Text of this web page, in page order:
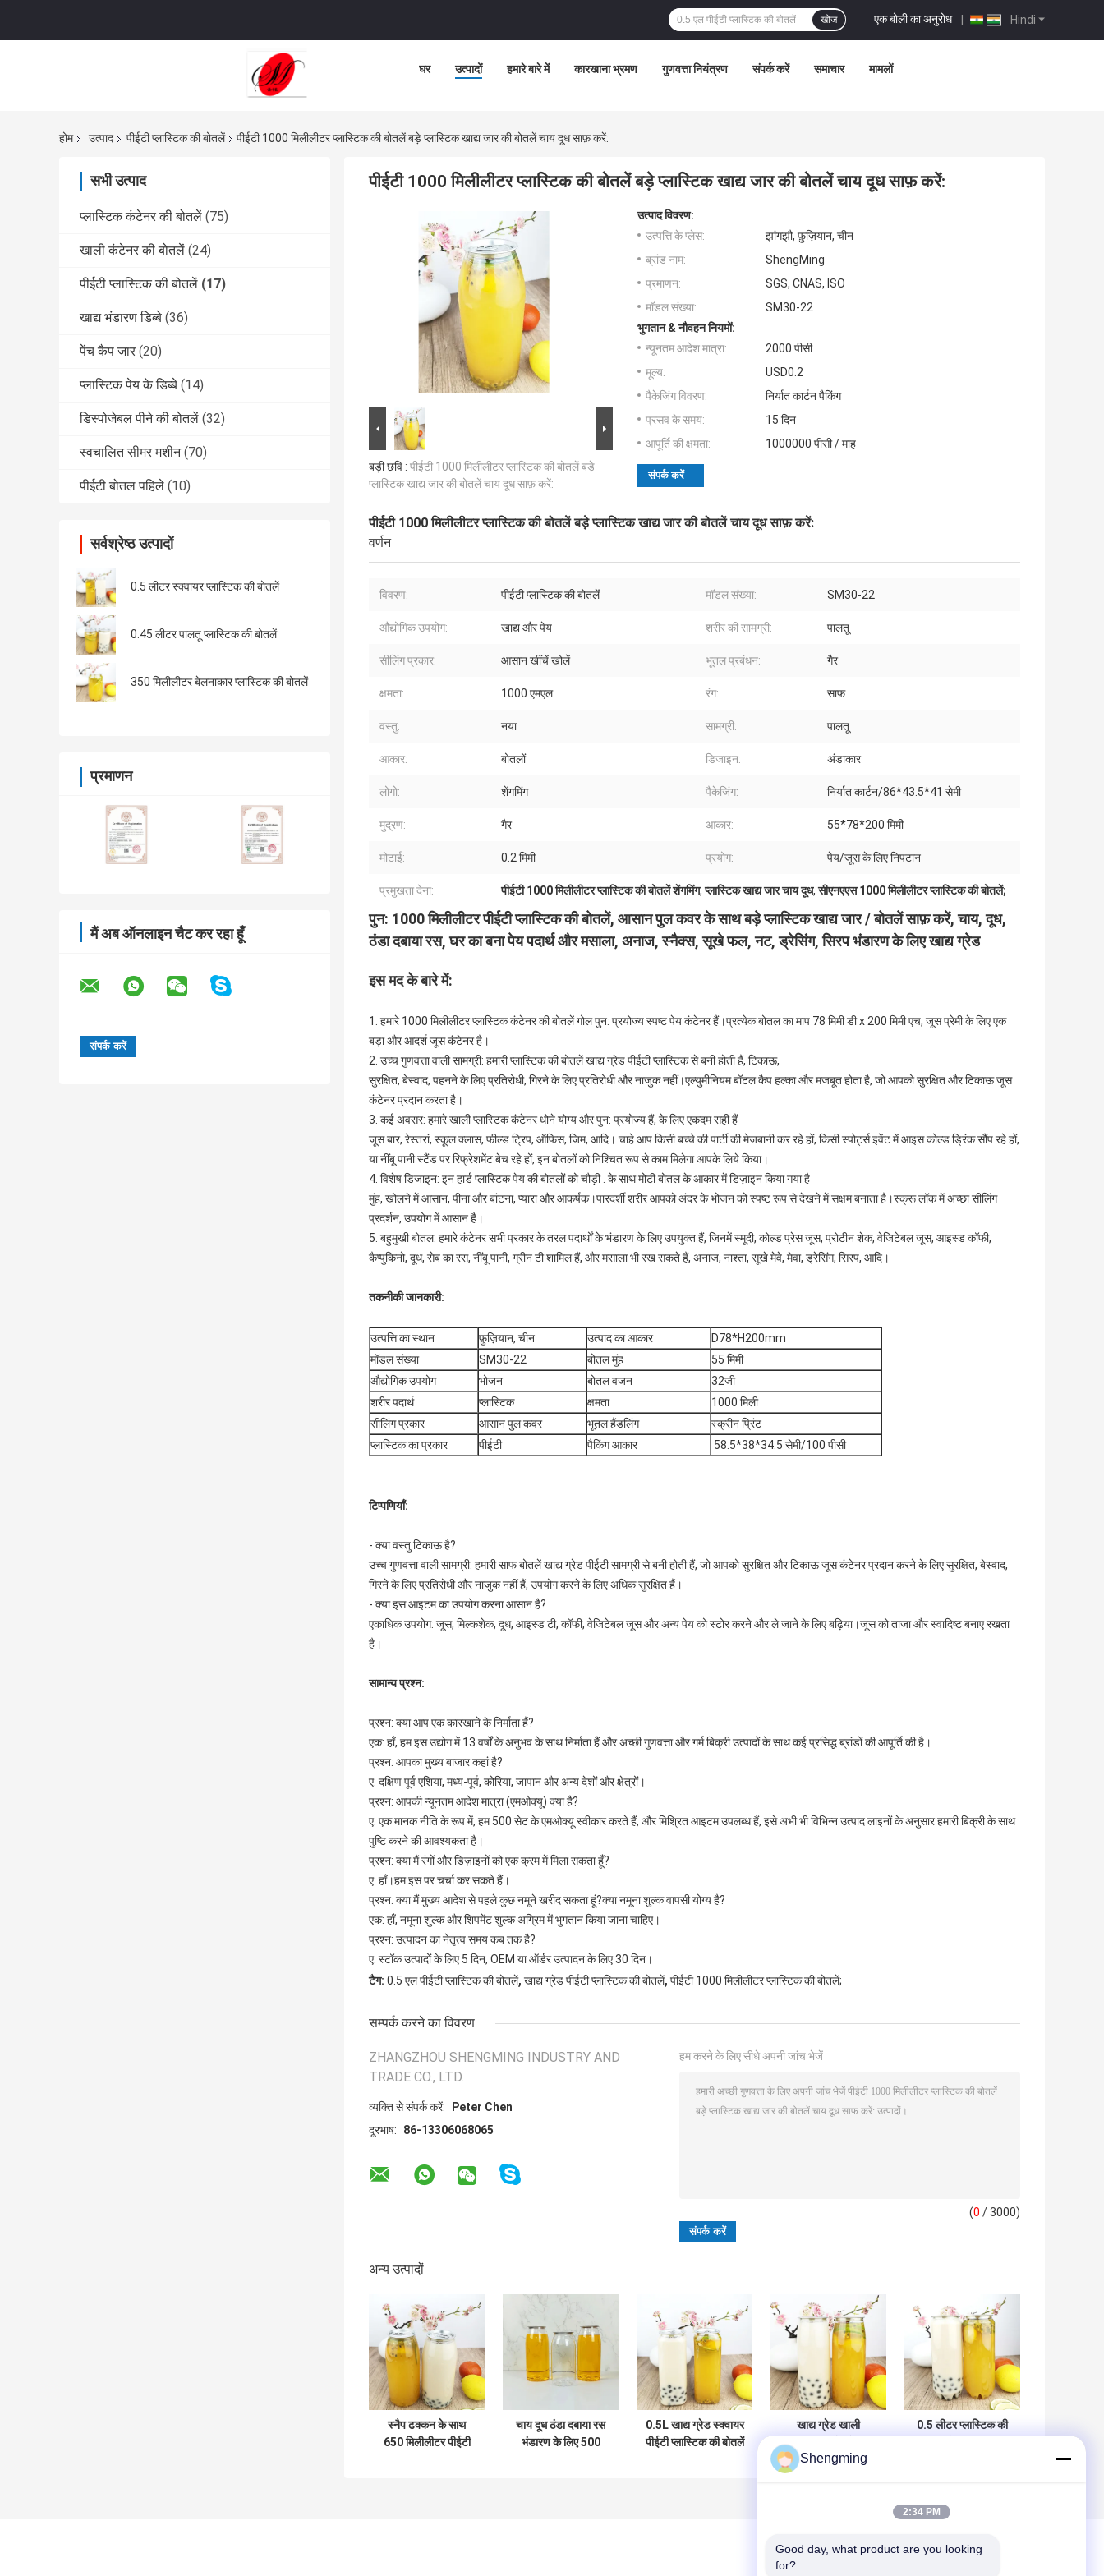
Hindi
एक बोली का अनुरोध |
खोज
घर उत्पादों हमारे बारे में कारखाना भ्रमण गुणवत्ता नियंत्रण संपर्क करें समाचार मामलों
होम उत्पाद पीईटी प्लास्टिक की बोतलें पीईटी 1000 मिलीलीटर प्लास्टिक की बोतलें बड़े प्लास्टिक खाद्य जार की बोतलें चाय दूध साफ़ करें:
सभी उत्पाद
प्लास्टिक कंटेनर की बोतलें (75)
खाली कंटेनर की बोतलें (24)
पीईटी प्लास्टिक की बोतलें (17)
खाद्य भंडारण डिब्बे (36)
पेंच कैप जार (20)
प्लास्टिक पेय के डिब्बे (14)
डिस्पोजेबल पीने की बोतलें (32)
स्वचालित सीमर मशीन (70)
पीईटी बोतल पहिले (10)
सर्वश्रेष्ठ उत्पादों
0.5 लीटर स्क्वायर प्लास्टिक की बोतलें
0.45 लीटर पालतू प्लास्टिक की बोतलें
350 मिलीलीटर बेलनाकार प्लास्टिक की बोतलें
प्रमाणन
मैं अब ऑनलाइन चैट कर रहा हूँ
पीईटी 1000 मिलीलीटर प्लास्टिक की बोतलें बड़े प्लास्टिक खाद्य जार की बोतलें चाय दूध साफ़ करें:
बड़ी छवि : पीईटी 1000 मिलीलीटर प्लास्टिक की बोतलें बड़े
प्लास्टिक खाद्य जार की बोतलें चाय दूध साफ़ करें:
उत्पाद विवरण:
उत्पत्ति के प्लेस:
झांगझौ, फ़ुज़ियान, चीन
ब्रांड नाम:
ShengMing
प्रमाणन:
SGS, CNAS, ISO
मॉडल संख्या:
SM30-22
भुगतान & नौवहन नियमों:
न्यूनतम आदेश मात्रा:
2000 पीसी
मूल्य:
USD0.2
पैकेजिंग विवरण:
निर्यात कार्टन पैकिंग
प्रसव के समय:
15 दिन
आपूर्ति की क्षमता:
1000000 पीसी / माह
संपर्क करें
पीईटी 1000 मिलीलीटर प्लास्टिक की बोतलें बड़े प्लास्टिक खाद्य जार की बोतलें चाय दूध साफ़ करें:
वर्णन
विवरण: पीईटी प्लास्टिक की बोतलें मॉडल संख्या: SM30-22
औद्योगिक उपयोग: खाद्य और पेय शरीर की सामग्री: पालतू
सीलिंग प्रकार: आसान खींचें खोलें भूतल प्रबंधन: गैर
क्षमता: 1000 एमएल रंग: साफ़
वस्तु: नया सामग्री: पालतू
आकार: बोतलों डिजाइन: अंडाकार
लोगो: शेंगमिंग पैकेजिंग: निर्यात कार्टन/86*43.5*41 सेमी
मुद्रण: गैर आकार: 55*78*200 मिमी
मोटाई: 0.2 मिमी प्रयोग: पेय/जूस के लिए निपटान
प्रमुखता देना: पीईटी 1000 मिलीलीटर प्लास्टिक की बोतलें शेंगमिंग,प्लास्टिक खाद्य जार चाय दूध,सीएनएएस 1000 मिलीलीटर प्लास्टिक की बोतलें;
पुन: 1000 मिलीलीटर पीईटी प्लास्टिक की बोतलें, आसान पुल कवर के साथ बड़े प्लास्टिक खाद्य जार / बोतलें साफ़ करें, चाय, दूध,
ठंडा दबाया रस, घर का बना पेय पदार्थ और मसाला, अनाज, स्नैक्स, सूखे फल, नट, ड्रेसिंग, सिरप भंडारण के लिए खाद्य ग्रेड
इस मद के बारे में:
1. हमारे 1000 मिलीलीटर प्लास्टिक कंटेनर की बोतलें गोल पुन: प्रयोज्य स्पष्ट पेय कंटेनर हैं।प्रत्येक बोतल का माप 78 मिमी डी x 200 मिमी एच, जूस प्रेमी के लिए एक
बड़ा और आदर्श जूस कंटेनर है।
2. उच्च गुणवत्ता वाली सामग्री: हमारी प्लास्टिक की बोतलें खाद्य ग्रेड पीईटी प्लास्टिक से बनी होती हैं, टिकाऊ,
सुरक्षित, बेस्वाद, पहनने के लिए प्रतिरोधी, गिरने के लिए प्रतिरोधी और नाजुक नहीं।एल्युमीनियम बॉटल कैप हल्का और मजबूत होता है, जो आपको सुरक्षित और टिकाऊ जूस
कंटेनर प्रदान करता है।
3. कई अवसर: हमारे खाली प्लास्टिक कंटेनर धोने योग्य और पुन: प्रयोज्य हैं, के लिए एकदम सही हैं
जूस बार, रेस्तरां, स्कूल क्लास, फील्ड ट्रिप, ऑफिस, जिम, आदि। चाहे आप किसी बच्चे की पार्टी की मेजबानी कर रहे हों, किसी स्पोर्ट्स इवेंट में आइस कोल्ड ड्रिंक सौंप रहे हों,
या नींबू पानी स्टैंड पर रिफ्रेशमेंट बेच रहे हों, इन बोतलों को निश्चित रूप से काम मिलेगा आपके लिये किया।
4. विशेष डिजाइन: इन हार्ड प्लास्टिक पेय की बोतलों को चौड़ी . के साथ मोटी बोतल के आकार में डिज़ाइन किया गया है
मुंह, खोलने में आसान, पीना और बांटना, प्यारा और आकर्षक।पारदर्शी शरीर आपको अंदर के भोजन को स्पष्ट रूप से देखने में सक्षम बनाता है।स्क्रू लॉक में अच्छा सीलिंग
प्रदर्शन, उपयोग में आसान है।
5. बहुमुखी बोतल: हमारे कंटेनर सभी प्रकार के तरल पदार्थों के भंडारण के लिए उपयुक्त हैं, जिनमें स्मूदी, कोल्ड प्रेस जूस, प्रोटीन शेक, वेजिटेबल जूस, आइस्ड कॉफी,
कैप्पुकिनो, दूध, सेब का रस, नींबू पानी, ग्रीन टी शामिल हैं, और मसाला भी रख सकते हैं, अनाज, नाश्ता, सूखे मेवे, मेवा, ड्रेसिंग, सिरप, आदि।
तकनीकी जानकारी:
उत्पत्ति का स्थान फ़ुज़ियान, चीन उत्पाद का आकार
D78*H200mm
मॉडल संख्या
SM30-22 बोतल मुंह
55 मिमी
औद्योगिक उपयोग
भोजन बोतल वजन
32जी
शरीर पदार्थ
प्लास्टिक क्षमता
1000 मिली
सीलिंग प्रकार
आसान पुल कवर भूतल हैंडलिंग
स्क्रीन प्रिंट
प्लास्टिक का प्रकार
पीईटी पैकिंग आकार ‎ 58.5*38*34.5 सेमी/100 पीसी
टिप्पणियाँ:
- क्या वस्तु टिकाऊ है?
उच्च गुणवत्ता वाली सामग्री: हमारी साफ बोतलें खाद्य ग्रेड पीईटी सामग्री से बनी होती हैं, जो आपको सुरक्षित और टिकाऊ जूस कंटेनर प्रदान करने के लिए सुरक्षित, बेस्वाद,
गिरने के लिए प्रतिरोधी और नाजुक नहीं हैं, उपयोग करने के लिए अधिक सुरक्षित हैं।
- क्या इस आइटम का उपयोग करना आसान है?
एकाधिक उपयोग: जूस, मिल्कशेक, दूध, आइस्ड टी, कॉफी, वेजिटेबल जूस और अन्य पेय को स्टोर करने और ले जाने के लिए बढ़िया।जूस को ताजा और स्वादिष्ट बनाए रखता
है।
सामान्य प्रश्न:
प्रश्न: क्या आप एक कारखाने के निर्माता हैं?
एक: हाँ, हम इस उद्योग में 13 वर्षों के अनुभव के साथ निर्माता हैं और अच्छी गुणवत्ता और गर्म बिक्री उत्पादों के साथ कई प्रसिद्ध ब्रांडों की आपूर्ति की है।
प्रश्न: आपका मुख्य बाजार कहां है?
ए: दक्षिण पूर्व एशिया, मध्य-पूर्व, कोरिया, जापान और अन्य देशों और क्षेत्रों।
प्रश्न: आपकी न्यूनतम आदेश मात्रा (एमओक्यू) क्या है?
ए: एक मानक नीति के रूप में, हम 500 सेट के एमओक्यू स्वीकार करते हैं, और मिश्रित आइटम उपलब्ध हैं, इसे अभी भी विभिन्न उत्पाद लाइनों के अनुसार हमारी बिक्री के साथ
पुष्टि करने की आवश्यकता है।
प्रश्न: क्या मैं रंगों और डिज़ाइनों को एक क्रम में मिला सकता हूँ?
ए: हाँ।हम इस पर चर्चा कर सकते हैं।
प्रश्न: क्या मैं मुख्य आदेश से पहले कुछ नमूने खरीद सकता हूं?क्या नमूना शुल्क वापसी योग्य है?
एक: हाँ, नमूना शुल्क और शिपमेंट शुल्क अग्रिम में भुगतान किया जाना चाहिए।
प्रश्न: उत्पादन का नेतृत्व समय कब तक है?
ए: स्टॉक उत्पादों के लिए 5 दिन, OEM या ऑर्डर उत्पादन के लिए 30 दिन।
टैग: 0.5 एल पीईटी प्लास्टिक की बोतलें, खाद्य ग्रेड पीईटी प्लास्टिक की बोतलें, पीईटी 1000 मिलीलीटर प्लास्टिक की बोतलें;
सम्पर्क करने का विवरण
ZHANGZHOU SHENGMING INDUSTRY AND
TRADE CO., LTD.
व्यक्ति से संपर्क करें:
Peter Chen
दूरभाष:
86-13306068065
हम करने के लिए सीधे अपनी जांच भेजें
(0 / 3000)
अन्य उत्पादों
स्नैप ढक्कन के साथ
650 मिलीलीटर पीईटी
चाय दूध ठंडा दबाया रस
भंडारण के लिए 500
0.5L खाद्य ग्रेड स्क्वायर
पीईटी प्लास्टिक की बोतलें
खाद्य ग्रेड खाली
प्लास्टिक की बोतलें 500
मिलीलीटर फूल नीचे कैंडी
0.5 लीटर प्लास्टिक की
Shengming
2:34 PM
Good day, what product are you looking
for?